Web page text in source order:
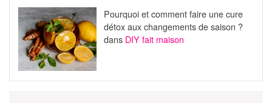
Pourquoi et comment faire une cure
détox aux changements de saison ?
dans DIY fait maison